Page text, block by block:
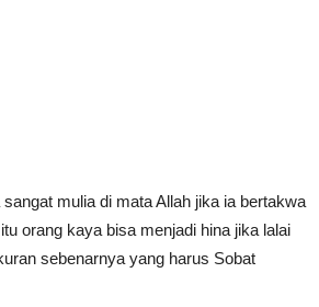
mulia di mata Allah jika ia bertakwa
orang kaya bisa menjadi hina jika lalai
sebenarnya yang harus Sobat